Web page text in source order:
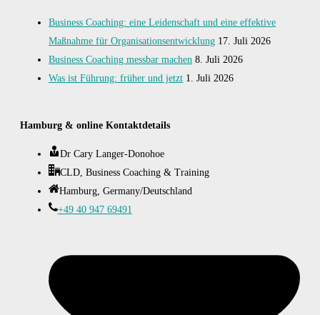
Business Coaching: eine Leidenschaft und eine effektive
Maßnahme für Organisationsentwicklung 17. Juli 2026
Business Coaching messbar machen 8. Juli 2026
Was ist Führung: früher und jetzt 1. Juli 2026
Hamburg & online Kontaktdetails
Dr Cary Langer-Donohoe
CLD, Business Coaching & Training
Hamburg, Germany/Deutschland
+49 40 947 69491